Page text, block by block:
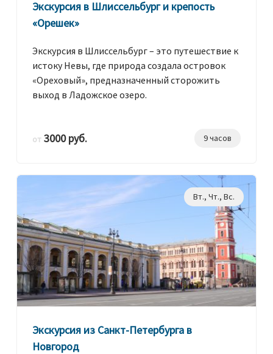
Экскурсия в Шлиссельбург и крепость
«Орешек»
Экскурсия в Шлиссельбург – это путешествие к
истоку Невы, где природа создала островок
«Ореховый», предназначенный сторожить
выход в Ладожское озеро.
от 3000 руб. 9 часов
Вт., Чт., Вс.
Экскурсия из Санкт-Петербурга в
Новгород